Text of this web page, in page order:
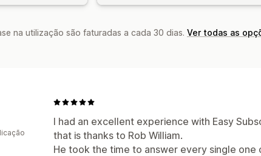
na utilização são faturadas a cada 30 dias. Ver todas as
I had an excellent experience with Easy
that is thanks to Rob William.
He took the time to answer every single one